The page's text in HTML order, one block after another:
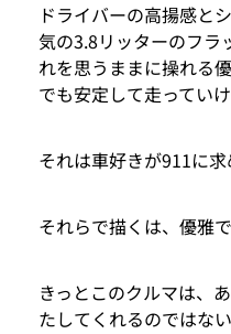
ドライバーの高揚感と
気の3.8リッターのフラ
れを思うままに操れる
でも安定して走ってい
それは車好きが911に求
それらで描くは、優雅
きっとこのクルマは、
たしてくれるのではな